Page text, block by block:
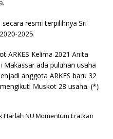
resmi terpilihnya Sri
2025.
ARKES Kelima 2021 Anita
ada puluhan usaha
anggota ARKES baru 32
Muskot 28 usaha. (*)
Harlah NU Momentum Eratkan